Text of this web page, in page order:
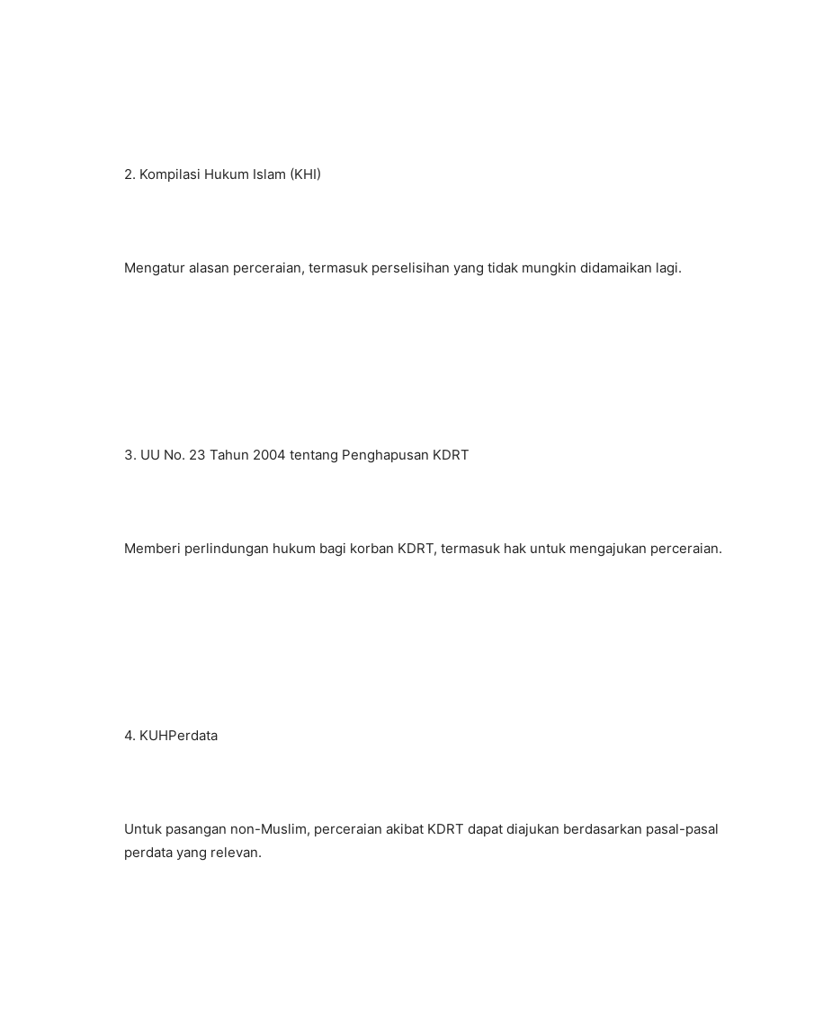
2. Kompilasi Hukum Islam (KHI)
Mengatur alasan perceraian, termasuk perselisihan yang tidak mungkin didamaikan lagi.
3. UU No. 23 Tahun 2004 tentang Penghapusan KDRT
Memberi perlindungan hukum bagi korban KDRT, termasuk hak untuk mengajukan perceraian.
4. KUHPerdata
Untuk pasangan non-Muslim, perceraian akibat KDRT dapat diajukan berdasarkan pasal-pasal
perdata yang relevan.